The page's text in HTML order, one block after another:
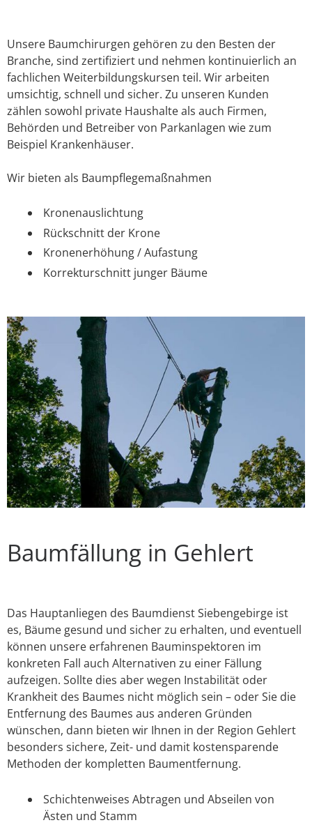
Unsere Baumchirurgen gehören zu den Besten der
Branche, sind zertifiziert und nehmen kontinuierlich an
fachlichen Weiterbildungskursen teil. Wir arbeiten
umsichtig, schnell und sicher. Zu unseren Kunden
zählen sowohl private Haushalte als auch Firmen,
Behörden und Betreiber von Parkanlagen wie zum
Beispiel Krankenhäuser.
Wir bieten als Baumpflegemaßnahmen
Kronenauslichtung
Rückschnitt der Krone
Kronenerhöhung / Aufastung
Korrekturschnitt junger Bäume
Baumfällung in Gehlert
Das Hauptanliegen des Baumdienst Siebengebirge ist
es, Bäume gesund und sicher zu erhalten, und eventuell
können unsere erfahrenen Bauminspektoren im
konkreten Fall auch Alternativen zu einer Fällung
aufzeigen. Sollte dies aber wegen Instabilität oder
Krankheit des Baumes nicht möglich sein – oder Sie die
Entfernung des Baumes aus anderen Gründen
wünschen, dann bieten wir Ihnen in der Region Gehlert
besonders sichere, Zeit- und damit kostensparende
Methoden der kompletten Baumentfernung.
Schichtenweises Abtragen und Abseilen von
Ästen und Stamm